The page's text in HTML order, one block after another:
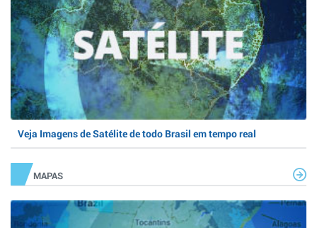
Veja Imagens de Satélite de todo Brasil em tempo real
MAPAS